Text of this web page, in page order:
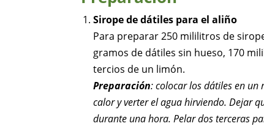
Sirope de dátiles para el aliño
Para preparar 250 mililitros de
gramos de dátiles sin hueso, 170
tercios de un limón.
Preparación: colocar los dátiles en un
calor y verter el agua hirviendo. Dejar
durante una hora. Pelar dos terceras